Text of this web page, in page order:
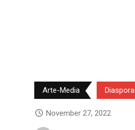
Arte-Media Diaspora
November 27, 2022